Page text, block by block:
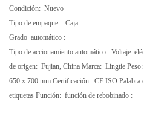
Condición: Nuevo
Tipo de empaque:
Caja
Grado automático :
Tipo de accionamiento automático: Voltaje
de origen: Fujian, China Marca: Lingtie Peso:
650 x 700 mm Certificación: CE ISO Palabra
etiquetas Función: función de rebobinado :